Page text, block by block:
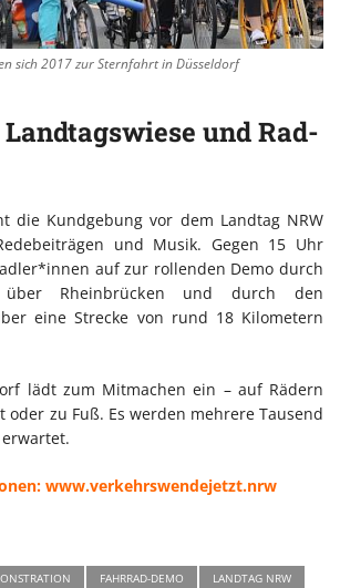
sich 2017 zur Sternfahrt in Düsseldorf
und Rad-
die Kundgebung vor dem Landtag NRW
und Musik. Gegen 15 Uhr
auf zur rollenden Demo durch
Rheinbrücken und durch den
eine Strecke von rund 18 Kilometern
lädt zum Mitmachen ein – auf Rädern
oder zu Fuß. Es werden mehrere Tausend
www.verkehrswendejetzt.nrw
FAHRRAD-DEMO
LANDTAG NRW